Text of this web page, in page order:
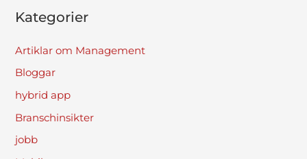
Kategorier
Artiklar om Management
Bloggar
hybrid app
Branschinsikter
jobb